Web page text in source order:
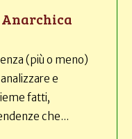
(più o meno)
e
fatti,
che...